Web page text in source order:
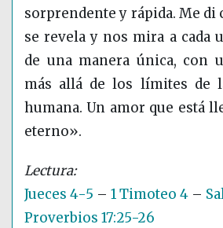
sorprendente y rápida. Me di
se revela y nos mira a cada
de una manera única, con
más allá de los límites de
humana. Un amor que está
eterno».
Jueces 4-5 – 1 Timoteo 4 –
Proverbios 17:25-26